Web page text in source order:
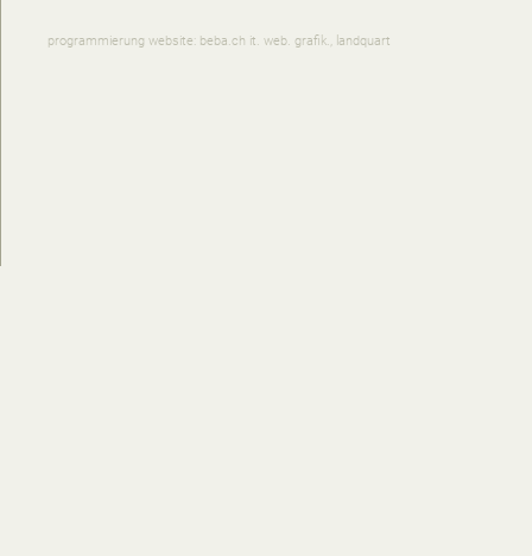
programmierung website: beba.ch it. web. grafik., landquart